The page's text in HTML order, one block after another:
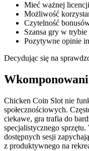
Mieć ważnej
Możliwość
Czytelność
Szansa gry w
Pozytywne opinie
Decydując się na
Chicken Coin Slot nie
społecznościowych.
ciekawe, gra trafia do
specjalistycznego
dostępnych sesji
z produktywnego na